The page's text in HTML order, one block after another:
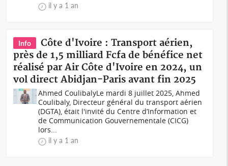
il y a 1 an
Info
Côte d'Ivoire : Transport aérien,
près de 1,5 milliard Fcfa de bénéfice net
réalisé par Air Côte d'Ivoire en 2024, un
vol direct Abidjan-Paris avant fin 2025
Ahmed CoulibalyLe mardi 8 juillet 2025, Ahmed
Coulibaly, Directeur général du transport aérien
(DGTA), était l'invité du Centre d’Information et
de Communication Gouvernementale (CICG)
lors...
il y a 1 an